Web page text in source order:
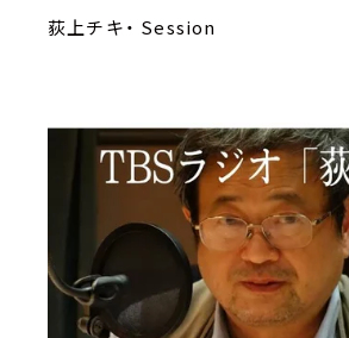
荻上チキ・ Session